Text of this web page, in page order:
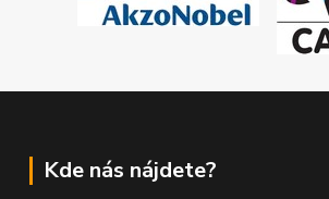
Kde nás nájdete?